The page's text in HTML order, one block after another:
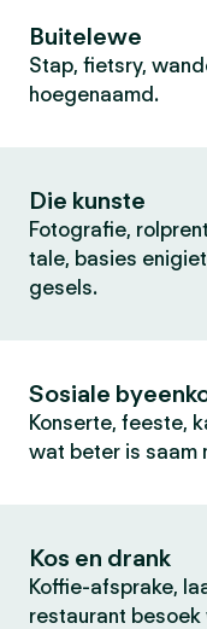
Buitelewe
Stap, fietsry,
hoegenaamd.
Die kunste
Fotografie,
tale, basies
gesels.
Sosiale
Konserte, feeste,
wat beter is saam
Kos en drank
Koffie-afsprake,
restaurant